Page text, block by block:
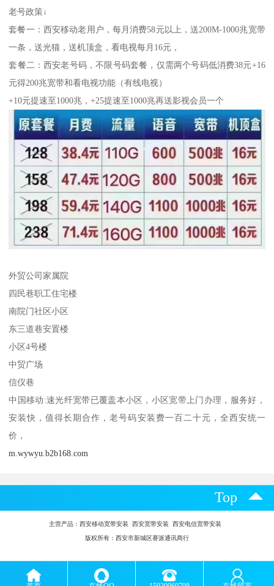
老号政策↓
套餐一：西安移动老用户，每月消费58元以上，送200M-1000兆宽带
一条，送光猫，送机顶盒，看电视每月16元，
套餐二：西安老号码，不限号码套餐，仅需两个号码低消费38元+16
元得200兆宽带和看电视功能（有线电视）
+10元提速至1000兆，+25提速至1000兆再送影视会员一个
外贸公司家属院
四民巷职工住宅楼
南院门社区小区
东三道巷安置楼
小区4号楼
中贸广场
信仪巷
中国移动:速光纤宽带已覆盖本小区，小区宽带上门办理，服务好，
安装快，值得长期合作，老号码安装费一百二十元，全西安统一
价，
m.wywyu.b2b168.com
Top
主营产品： 西安移动宽带安装 西安宽带安装 西安电信宽带安装
版权所有：西安市新城区赛派通讯商行